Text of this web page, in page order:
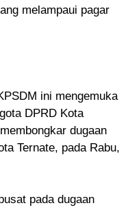
melampaui pagar
ini mengemuka
DPRD Kota
dugaan
Ternate, pada Rabu,
pada dugaan